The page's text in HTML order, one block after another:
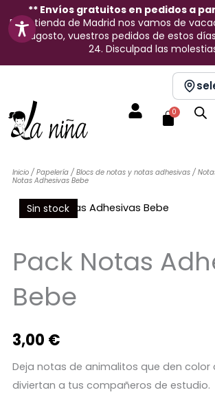
contenido
** Envíos gratuitos en pedidos a
En la tienda de Madrid nos vamos de
de agosto, vuestros pedidos de estos
24. Disculpad las
0
Carrito
Inicio/ Papelería/ Blocs de notas y notas adhesivas/
Notas Adhesivas Bebe
Sin stock
Pack Notas
Bebe
3,00 €
Deja notas de animalitos que den color
diviertan a tus compañeros de estudio.